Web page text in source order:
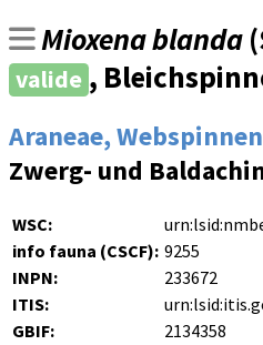
Mioxena blanda (
valide ,
Araneae, Webspinnen
Zwerg- und
WSC:
info fauna (CSCF): 9255
INPN:
233672
ITIS:
GBIF:
2134358